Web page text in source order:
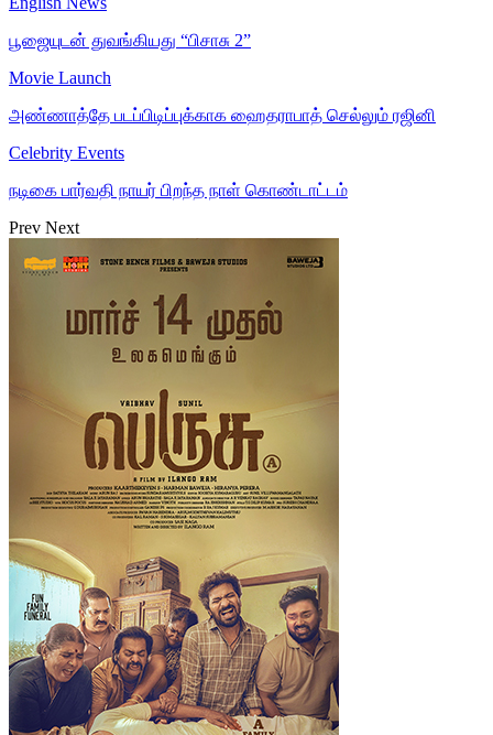
பூஜையுடன் துவங்கியது “பிசாசு 2”
Movie Launch
அண்ணாத்தே படப்பிடிப்புக்காக ஹைதராபாத் செல்லும் ரஜினி
Celebrity Events
நடிகை பார்வதி நாயர் பிறந்த நாள் கொண்டாட்டம்
Prev Next